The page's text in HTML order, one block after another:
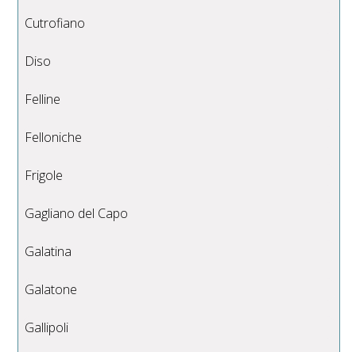
Cutrofiano
Diso
Felline
Felloniche
Frigole
Gagliano del Capo
Galatina
Galatone
Gallipoli